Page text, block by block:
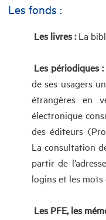
Les fonds :
Les livres :La
Les périodiques :
de ses usagers
étrangères en
électronique
des éditeurs
La consultation
partir de
logins et les mots
Les PFE, les